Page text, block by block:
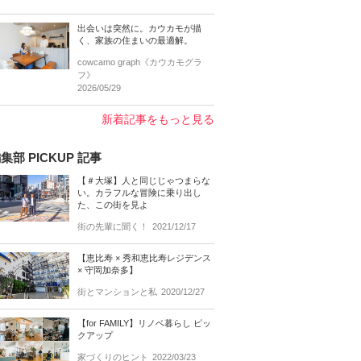
出会いは突然に。カウカモが描
く、家族の住まいの最適解。
cowcamo graph《カウカモグラ
フ》
2026/05/29
新着記事をもっと見る
部 PICKUP 記事
【＃大塚】人と同じじゃつまらな
い。カラフルな冒険に乗り出し
た、この街を見よ
街の先輩に聞く！ 2021/12/17
【恵比寿 × 秀和恵比寿レジデンス
× 守岡加奈多】
街とマンションと私 2020/12/27
【for FAMILY】リノベ暮らし ピッ
クアップ
家づくりのヒント 2022/03/23